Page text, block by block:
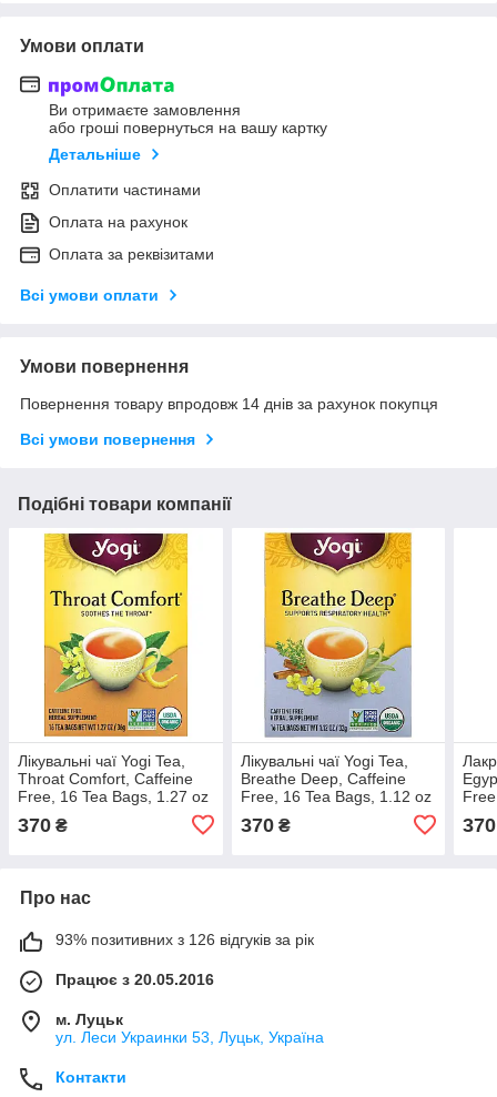
Умови оплати
Ви отримаєте замовлення
або гроші повернуться на вашу картку
Детальніше
Оплатити частинами
Оплата на рахунок
Оплата за реквізитами
Всі умови оплати
Умови повернення
Повернення товару впродовж 14 днів за рахунок покупця
Всі умови повернення
Подібні товари компанії
Лікувальні чаї Yogi Tea,
Throat Comfort, Caffeine
Free, 16 Tea Bags, 1.27 oz
(36 g), оригінал. Доставка
з США/ЄС протягом 14
370 ₴
Лікувальні чаї Yogi Tea,
Breathe Deep, Caffeine
Free, 16 Tea Bags, 1.12 oz
(32 g), оригінал. Доставка
з США/ЄС протягом 14
370₴
з
370
Про нас
93% позитивних з 126 відгуків за рік
Працює з 20.05.2016
м. Луцьк
ул. Леси Украинки 53, Луцьк, Україна
Контакти